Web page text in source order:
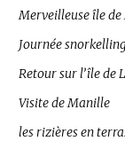
Merveilleuse île
Journée
Retour sur l’île de
Visite de Manille
les rizières en